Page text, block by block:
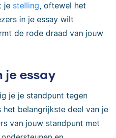
je stelling, oftewel het
in je essay wilt
de rode draad van jouw
je essay
je je standpunt tegen
belangrijkste deel van je
van jouw standpunt met